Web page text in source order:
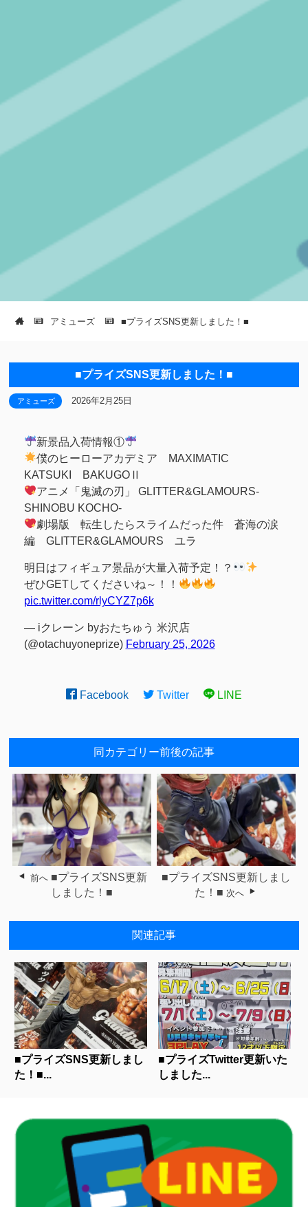
アミューズ ■プライズSNS更新しました！■
■プライズSNS更新しました！■
アミューズ 2026年2月25日
新景品入荷情報①
僕のヒーローアカデミア MAXIMATIC
KATSUKI BAKUGOⅡ
アニメ「鬼滅の刃」 GLITTER&GLAMOURS-
SHINOBU KOCHO-
劇場版 転生したらスライムだった件 蒼海の涙
編 GLITTER&GLAMOURS ユラ
明日はフィギュア景品が大量入荷予定！？
ぜひGETしてくださいね～！！
pic.twitter.com/rlyCYZ7p6k
— iクレーン byおたちゅう 米沢店
(@otachuyoneprize) February 25, 2026
Facebook Twitter LINE
同カテゴリー前後の記事
前へ ■プライズSNS更新
しました！■
■プライズSNS更新しまし
た！■ 次へ
関連記事
■プライズSNS更新しまし
た！■...
■プライズTwitter更新いた
しました...